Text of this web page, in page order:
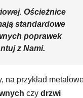
Ościeżnice
standardowe
poprawek
z Nami.
na przykład
czy drzwi